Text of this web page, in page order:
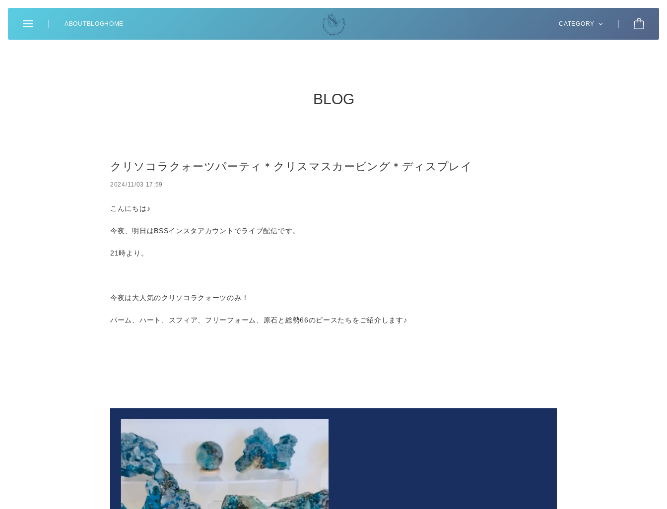
ABOUTBLOGHOME CATEGORY
BLOG
クリソコラクォーツパーティ＊クリスマスカービング＊ディスプレイ
2024/11/03 17:59
こんにちは♪
今夜、明日はBSSインスタアカウントでライブ配信です。
21時より。
今夜は大人気のクリソコラクォーツのみ！
パーム、ハート、スフィア、フリーフォーム、原石と総勢66のピースたちをご紹介します♪